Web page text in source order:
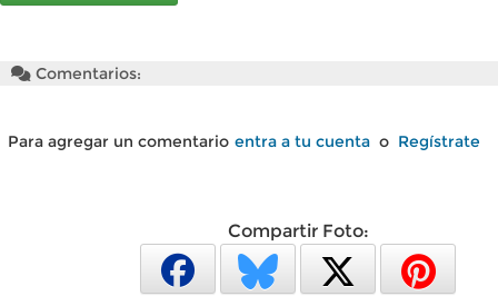
Comentarios:
Para agregar un comentario entra a tu cuenta o Regístrate
Compartir Foto: